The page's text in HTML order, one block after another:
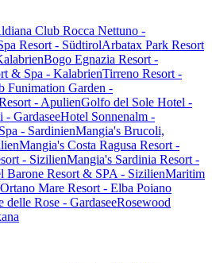
Club Rocca Nettuno -
Resort - SüdtirolArbatax Park Resort
Bogo Egnazia Resort -
& Spa - KalabrienTirreno Resort -
Funimation Garden -
- ApulienGolfo del Sole Hotel -
- GardaseeHotel Sonnenalm -
- SardinienMangia's Brucoli,
Mangia's Costa Ragusa Resort -
- SizilienMangia's Sardinia Resort -
Barone Resort & SPA - SizilienMaritim
Ortano Mare Resort - Elba Poiano
delle Rose - GardaseeRosewood